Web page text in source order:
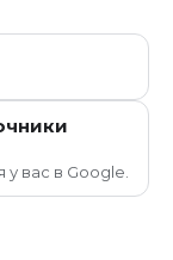
вас в Google.